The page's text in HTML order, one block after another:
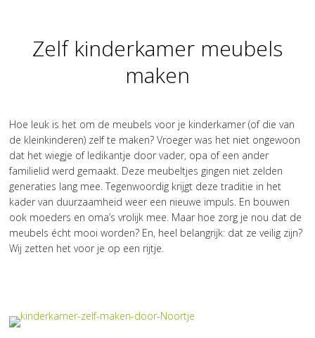
Zelf kinderkamer meubels
maken
Hoe leuk is het om de meubels voor je kinderkamer (of die van
de kleinkinderen) zelf te maken? Vroeger was het niet ongewoon
dat het wiegje of ledikantje door vader, opa of een ander
familielid werd gemaakt. Deze meubeltjes gingen niet zelden
generaties lang mee. Tegenwoordig krijgt deze traditie in het
kader van duurzaamheid weer een nieuwe impuls. En bouwen
ook moeders en oma’s vrolijk mee. Maar hoe zorg je nou dat de
meubels écht mooi worden? En, heel belangrijk: dat ze veilig zijn?
Wij zetten het voor je op een rijtje.